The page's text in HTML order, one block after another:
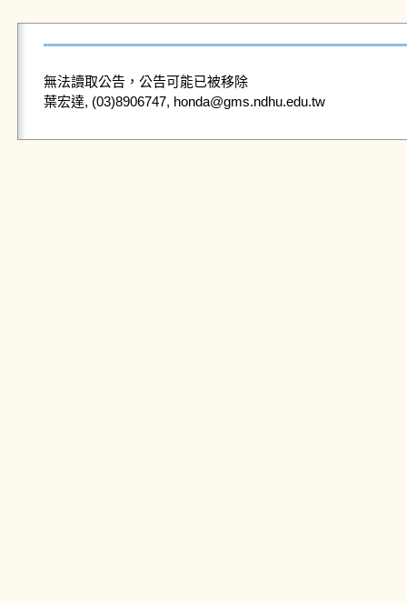
無法讀取公告，公告可能已被移除
葉宏達, (03)8906747, honda@gms.ndhu.edu.tw